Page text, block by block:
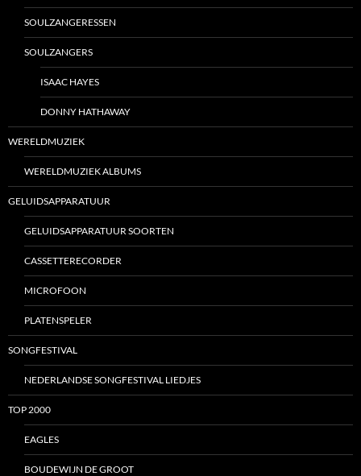
SOULZANGERESSEN
SOULZANGERS
ISAAC HAYES
DONNY HATHAWAY
WERELDMUZIEK
WERELDMUZIEK ALBUMS
GELUIDSAPPARATUUR
GELUIDSAPPARATUUR SOORTEN
CASSETTERECORDER
MICROFOON
PLATENSPELER
SONGFESTIVAL
NEDERLANDSE SONGFESTIVAL LIEDJES
TOP 2000
EAGLES
BOUDEWIJN DE GROOT